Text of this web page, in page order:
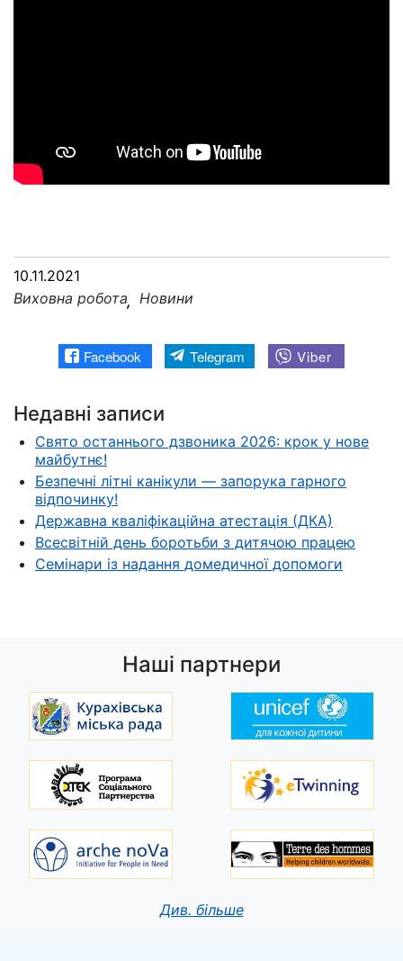
10.11.2021
Виховна робота
Новини
Facebook Telegram Viber
Недавні записи
Свято останнього дзвоника 2026: крок у нове
майбутнє!
Безпечні літні канікули — запорука гарного
відпочинку!
Державна кваліфікаційна атестація (ДКА)
Всесвітній день боротьби з дитячою працею
Семінари із надання домедичної допомоги
Наші партнери
Див. більше